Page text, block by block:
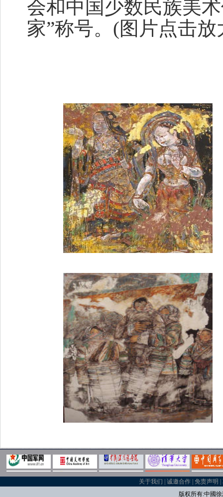
会和中国少数民族美
家”称号。(图片点击放
关于我们 |诚邀合作 |免责声明 |
版权所有:中國